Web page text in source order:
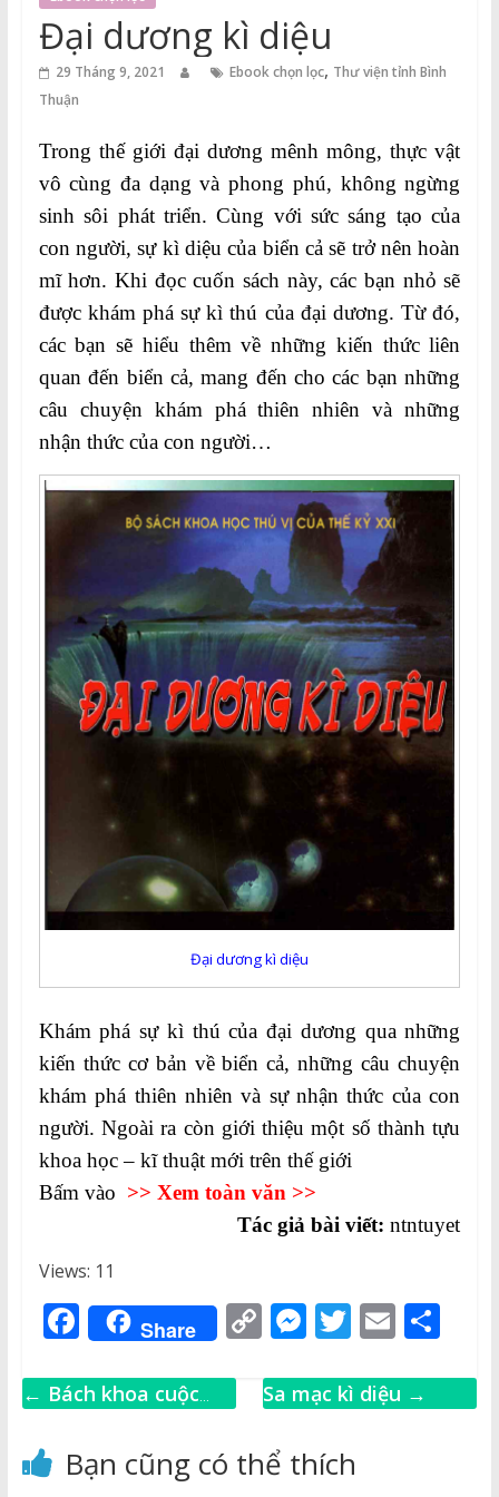
Thuận
Cổng
Vào
Thức
Đại dương kì diệu
29 Tháng 9, 2021 Ebook chọn lọc, Thư viện tỉnh Bình
Thuận
Trong thế giới đại dương mênh mông, thực vật
vô cùng đa dạng và phong phú, không ngừng
sinh sôi phát triển. Cùng với sức sáng tạo của
con người, sự kì diệu của biển cả sẽ trở nên hoàn
mĩ hơn. Khi đọc cuốn sách này, các bạn nhỏ sẽ
được khám phá sự kì thú của đại dương. Từ đó,
các bạn sẽ hiểu thêm về những kiến thức liên
quan đến biển cả, mang đến cho các bạn những
câu chuyện khám phá thiên nhiên và những
nhận thức của con người…
Đại dương kì diệu
Khám phá sự kì thú của đại dương qua những
kiến thức cơ bản về biển cả, những câu chuyện
khám phá thiên nhiên và sự nhận thức của con
người. Ngoài ra còn giới thiệu một số thành tựu
khoa học – kĩ thuật mới trên thế giới
Bấm vào >> Xem toàn văn >>
Tác giả bài viết:ntntuyet
Views: 11
F
a
c
b
Share C
o
p
Li
M
e
ss
n
T
w
it
r
E
m
ai
S
ar
← Bách khoa cuộc
Sa mạc kì diệu →
Bạn cũng có thể thích